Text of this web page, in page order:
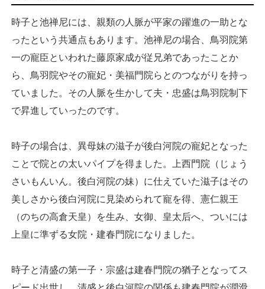
時子と池禅尼には、親類の人脈が平家の躍進の一助とな
ったという共通点もあります。池禅尼の場合、鳥羽院第
一の寵臣といわれた藤原家成が従兄弟であったことか
ら、鳥羽院やその寵妃・美福門院らとのつながりを持っ
ていました。その人脈を生かして夫・忠盛は鳥羽院制下
で昇進していったのです。
時子の場合は、異母妹の滋子が後白河院の寵妃となった
ことで院との太いパイプを得ました。上西門院（じょう
さいもんいん。後白河院の妹）に仕えていた滋子はその
美しさから後白河院に見染められて寵を得、憲仁親王
（のちの高倉天皇）を生み、女御、皇太后へ、ついには
上皇に準ずる女院・建春門院になりました。
時子と清盛の第一子・宗盛は建春門院の猶子となってス